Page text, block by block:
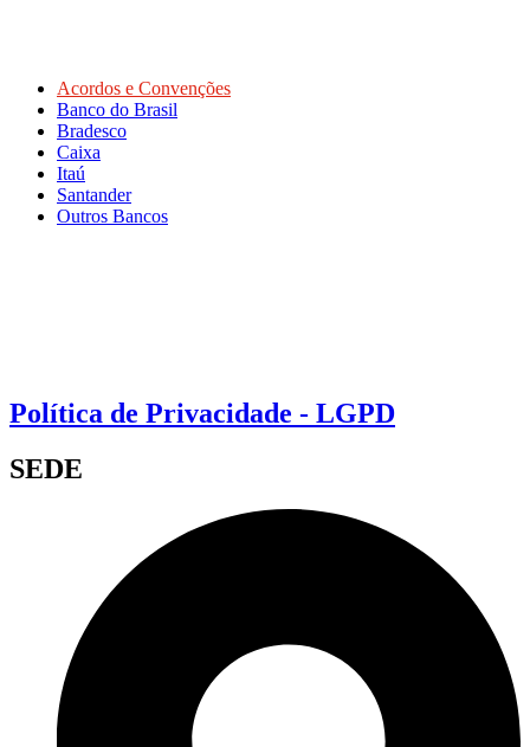
Acordos e Convenções
Banco do Brasil
Bradesco
Caixa
Itaú
Santander
Outros Bancos
Política de Privacidade - LGPD
SEDE